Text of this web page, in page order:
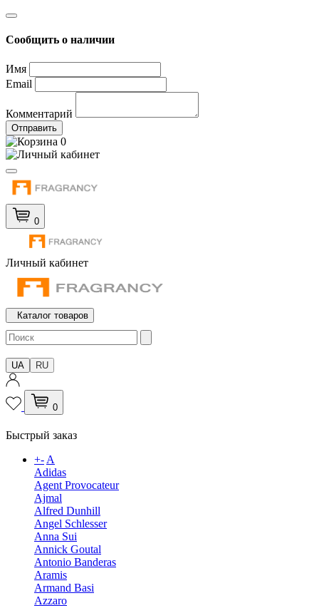
Сообщить о наличии
Имя
Email
Комментарий
Отправить
0
0
Личный кабинет
Каталог товаров
UA RU
0
Быстрый заказ
+-A
Adidas
Agent Provocateur
Ajmal
Alfred Dunhill
Angel Schlesser
Anna Sui
Annick Goutal
Antonio Banderas
Aramis
Armand Basi
Azzaro